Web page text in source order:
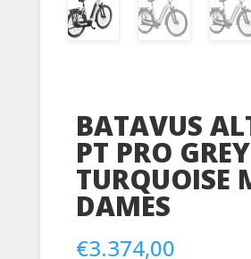
BATAVUS
PT PRO GREY
TURQUOISE
DAMES
€3.374,00